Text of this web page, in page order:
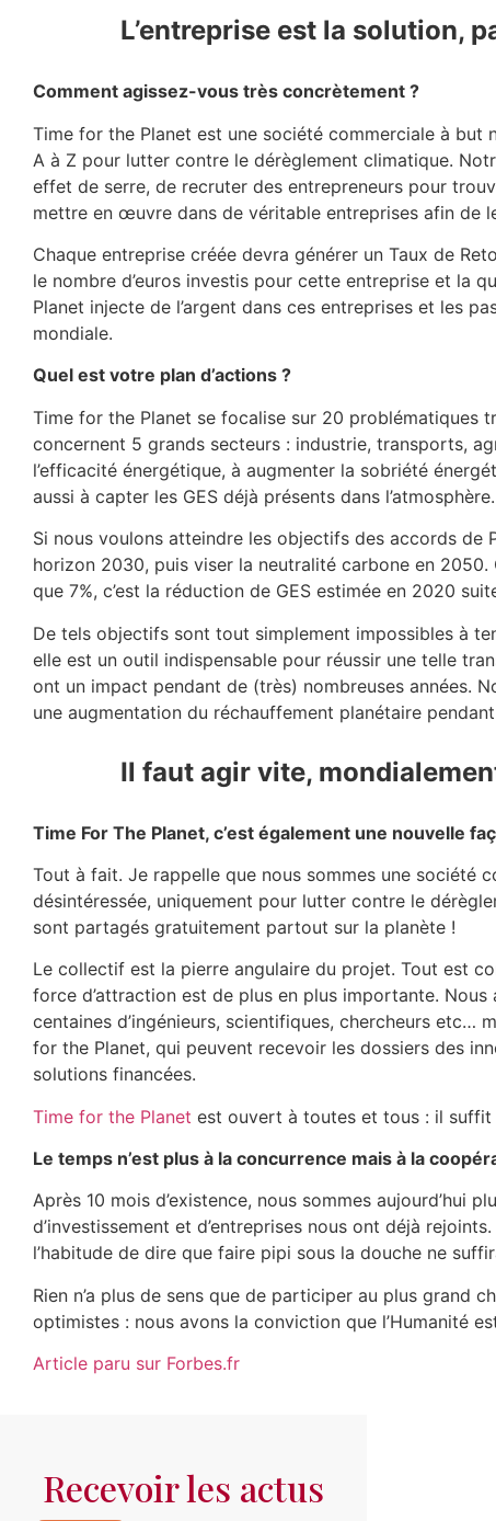
L’entreprise est la solution,
Comment agissez-vous très concrètement ?
Time for the Planet est une société commerciale à but
A à Z pour lutter contre le dérèglement climatique.
effet de serre, de recruter des entrepreneurs pour
mettre en œuvre dans de véritable entreprises afin de
Chaque entreprise créée devra générer un Taux de
le nombre d’euros investis pour cette entreprise et la
Planet injecte de l’argent dans ces entreprises et les
mondiale.
Quel est votre plan d’actions ?
Time for the Planet se focalise sur 20 problématiques
concernent 5 grands secteurs : industrie, transports,
l’efficacité énergétique, à augmenter la sobriété
aussi à capter les GES déjà présents dans l’atmosphère.
Si nous voulons atteindre les objectifs des accords de
horizon 2030, puis viser la neutralité carbone en
que 7%, c’est la réduction de GES estimée en 2020
De tels objectifs sont tout simplement impossibles à
elle est un outil indispensable pour réussir une telle
ont un impact pendant de (très) nombreuses années.
une augmentation du réchauffement planétaire
Il faut agir vite,
Time For The Planet, c’est également une nouvelle
Tout à fait. Je rappelle que nous sommes une société
désintéressée, uniquement pour lutter contre le
sont partagés gratuitement partout sur la planète !
Le collectif est la pierre angulaire du projet. Tout est
force d’attraction est de plus en plus importante. Nous
centaines d’ingénieurs, scientifiques, chercheurs etc…
for the Planet, qui peuvent recevoir les dossiers des
solutions financées.
Time for the Planet est ouvert à toutes et tous : il suffit
Le temps n’est plus à la concurrence mais à la
Après 10 mois d’existence, nous sommes aujourd’hui
d’investissement et d’entreprises nous ont déjà
l’habitude de dire que faire pipi sous la douche ne
Rien n’a plus de sens que de participer au plus grand
optimistes : nous avons la conviction que l’Humanité
Article paru sur Forbes.fr
Recevoir les actus